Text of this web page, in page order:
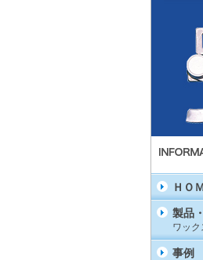
ＨＯ
製品
ワッ
事例